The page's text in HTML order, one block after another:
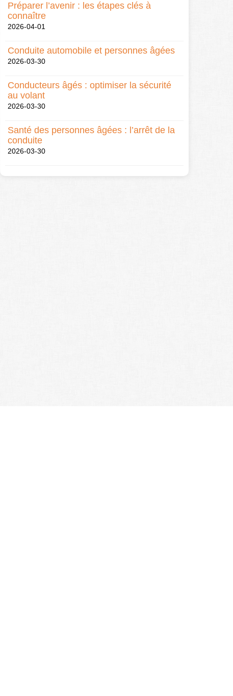
Préparer l’avenir : les étapes clés à
connaître
2026-04-01
Conduite automobile et personnes âgées
2026-03-30
Conducteurs âgés : optimiser la sécurité
au volant
2026-03-30
Santé des personnes âgées : l’arrêt de la
conduite
2026-03-30